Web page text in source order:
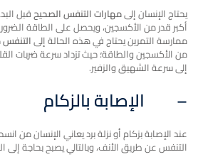
يحتاج الإنسان إلىمهارات التنفس الصحيحقبل
أكبر قدر من الأكسجين، ويحصل على الطاقة
ممارسة التمرين يحتاج في هذه الحالة إلى
من الأكسجين والطاقة؛ حيث تزداد سرعة ضربات
إلى سرعة الشهيق والزفير.
– الإصابة بالزكام
عند الإصابة بزكام أو نزلة برد يعاني الإنسان من
التنفس عن طريق الأنف، وبالتالي يصبح بحاجة